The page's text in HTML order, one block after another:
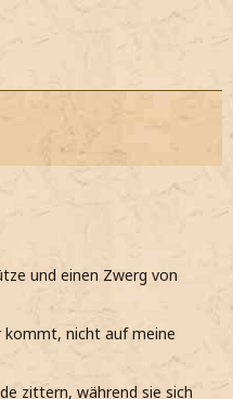
und einen Zwerg von
nicht auf meine
zittern, während sie sich